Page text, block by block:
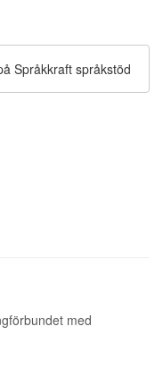
Språkkraft språkstöd
med